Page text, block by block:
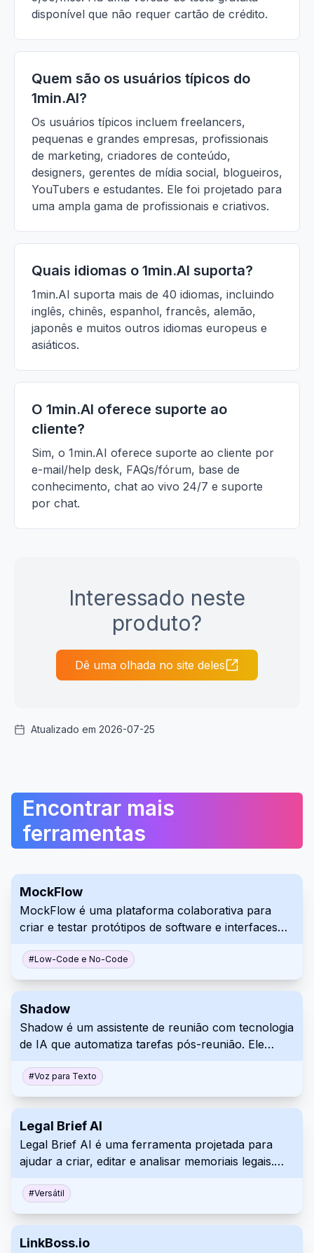
disponível que não requer cartão de crédito.
Quem são os usuários típicos do
1min.AI?
Os usuários típicos incluem freelancers,
pequenas e grandes empresas, profissionais
de marketing, criadores de conteúdo,
designers, gerentes de mídia social, blogueiros,
YouTubers e estudantes. Ele foi projetado para
uma ampla gama de profissionais e criativos.
Quais idiomas o 1min.AI suporta?
1min.AI suporta mais de 40 idiomas, incluindo
inglês, chinês, espanhol, francês, alemão,
japonês e muitos outros idiomas europeus e
asiáticos.
O 1min.AI oferece suporte ao
cliente?
Sim, o 1min.AI oferece suporte ao cliente por
e-mail/help desk, FAQs/fórum, base de
conhecimento, chat ao vivo 24/7 e suporte
por chat.
Interessado neste
produto?
Dê uma olhada no site deles
Atualizado em 2026-07-25
Encontrar mais
ferramentas
MockFlow
MockFlow é uma plataforma colaborativa para
criar e testar protótipos de software e interfaces
bibliotecas de componentes integradas para
construção rápida. Facilita a comunicação
#Low-Code e No-Code
Shadow
Shadow é um assistente de reunião com tecnologia
de IA que automatiza tarefas pós-reunião. Ele
mesmo executar ações de acompanhamento
específicas, aumentando a produtividade e
são armazenadas localmente para maior
segurança e privacidade.
#Voz para Texto
Legal Brief AI
Legal Brief AI é uma ferramenta projetada para
ajudar a criar, editar e analisar memoriais legais.
melhorar o fluxo de trabalho por meio da
automação. O sistema automatizado também pode
legais e outros protocolos.
#Versátil
LinkBoss.io